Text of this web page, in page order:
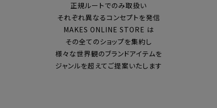
正規ルートでのみ取扱い
それぞれ異なるコンセプトを発信
MAKES ONLINE STORE は
その全てのショップを集約し
様々な世界観のブランドアイテムを
ジャンルを超えてご提案いたします